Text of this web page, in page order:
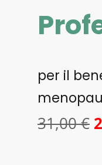
per il
31,00 €